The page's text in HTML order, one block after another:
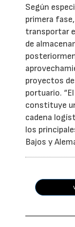
Según
primera
transportar
de
proyectos
portuario.
constituye
cadena
los
Bajos y